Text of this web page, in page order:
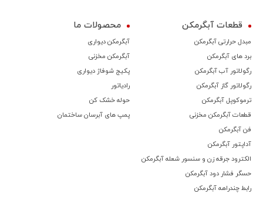
قطعات آبگرمکن
مبدل حرارتی آبگرمکن
برد های آبگرمکن
رگولاتور آب آبگرمکن
رگولاتور گاز آبگرمکن
ترموكوپل آبگرمکن
قطعات آبگرمکن مخزنی
فن آبگرمکن
آداپتور آبگرمکن
الکترود جرقه زن و سنسور شعله آبگرمکن
حسگر فشار دود آبگرمکن
رابط چندراهه آبگرمکن
محصولات ما
آبگرمکن دیواری
آبگرمکن مخزنی
پکیج شوفاژ دیواری
رادیاتور
حوله خشک کن
پمپ های آبرسان ساختمان